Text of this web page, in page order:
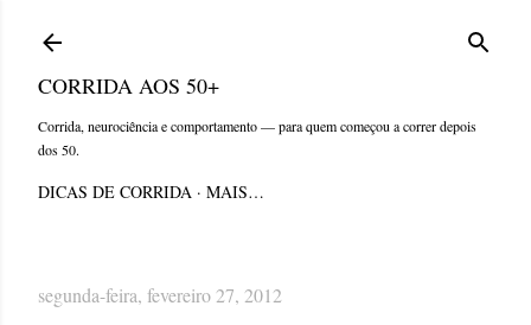
CORRIDA AOS 50+
Corrida, neurociência e comportamento — para quem começou a correr depois
dos 50.
DICAS DE CORRIDA MAIS…
segunda-feira, fevereiro 27, 2012